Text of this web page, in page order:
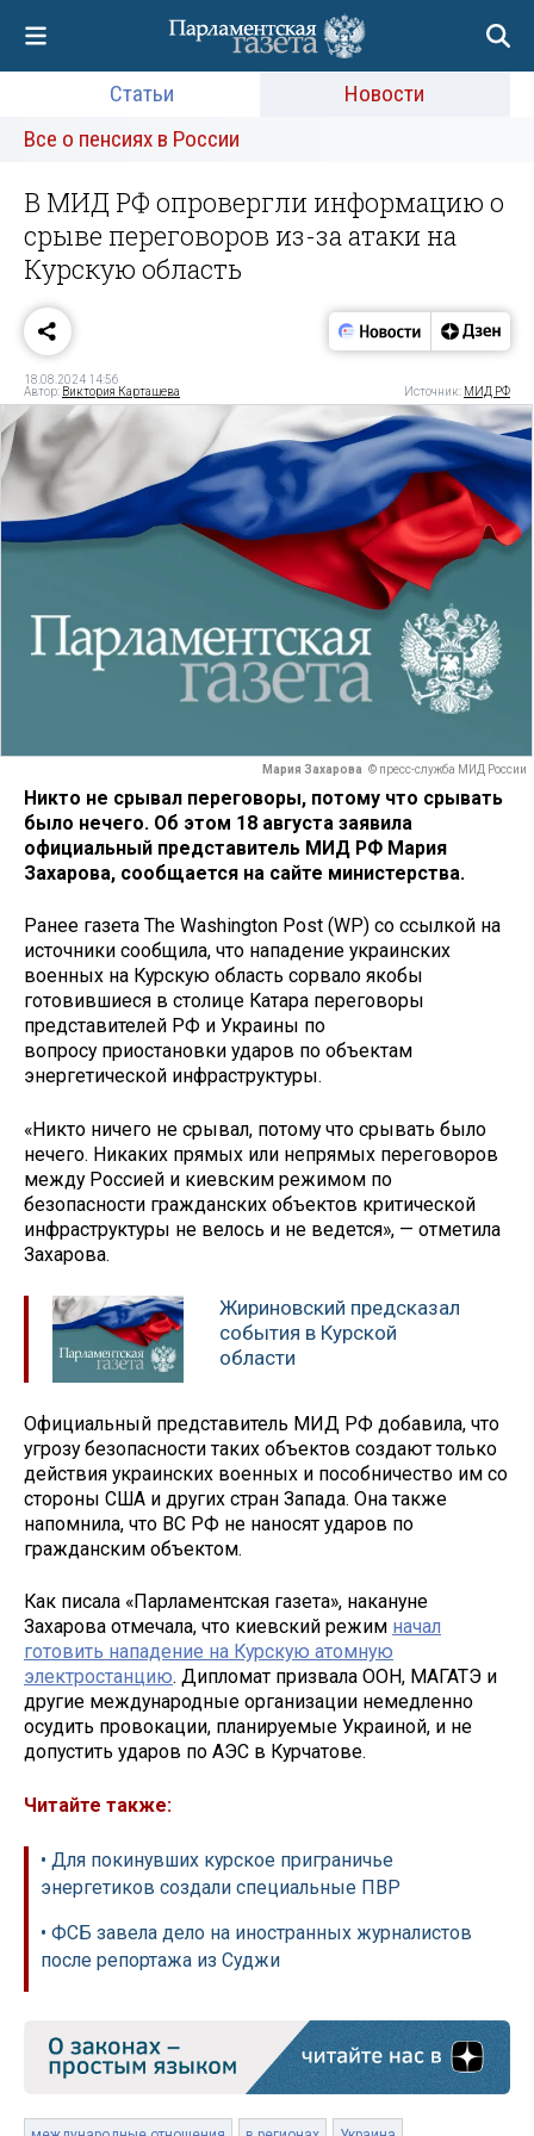
Статьи
Новости
Все о пенсиях в России
В МИД РФ опровергли информацию о
срыве переговоров из-за атаки на
Курскую область
18.08.2024 14:56
Автор: Виктория Карташева Источник: МИД РФ
Мария Захарова © пресс-служба МИД России
Никто не срывал переговоры, потому что срывать
было нечего. Об этом 18 августа заявила
официальный представитель МИД РФ Мария
Захарова, сообщается на сайте министерства.
Ранее газета The Washington Post (WP) со ссылкой на
источники сообщила, что нападение украинских
военных на Курскую область сорвало якобы
готовившиеся в столице Катара переговоры
представителей РФ и Украины по
вопросу приостановки ударов по объектам
энергетической инфраструктуры.
«Никто ничего не срывал, потому что срывать было
нечего. Никаких прямых или непрямых переговоров
между Россией и киевским режимом по
безопасности гражданских объектов критической
инфраструктуры не велось и не ведется», — отметила
Захарова.
Жириновский предсказал
события в Курской
области
Официальный представитель МИД РФ добавила, что
угрозу безопасности таких объектов создают только
действия украинских военных и пособничество им со
стороны США и других стран Запада. Она также
напомнила, что ВС РФ не наносят ударов по
гражданским объектом.
Как писала «Парламентская газета», накануне
Захарова отмечала, что киевский режим начал
готовить нападение на Курскую атомную
электростанцию. Дипломат призвала ООН, МАГАТЭ и
другие международные организации немедленно
осудить провокации, планируемые Украиной, и не
допустить ударов по АЭС в Курчатове.
Читайте также:
• Для покинувших курское приграничье
энергетиков создали специальные ПВР
• ФСБ завела дело на иностранных журналистов
после репортажа из Суджи